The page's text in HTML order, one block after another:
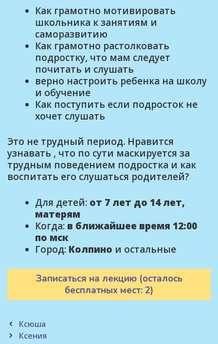
Как грамотно мотивировать
школьника к занятиям и
саморазвитию
Как грамотно растолковать
подростку, что мам следует
почитать и слушать
верно настроить ребенка на школу
и обучение
Как поступить если подросток не
хочет слушать
Это не трудный период. Нравится
узнавать , что по сути маскируется за
трудным поведением подростка и как
воспитать его слушаться родителей?
Для детей: от 7 лет до 14 лет,
матерям
Когда: в ближайшее время 12:00
по мск
Город: Колпино и остальные
Записаться на лекцию (осталось
бесплатных мест: 2)
Post
navigation
Ксюша
Ксения